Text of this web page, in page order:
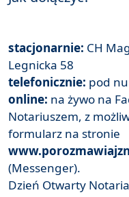
stacjonarnie: CH
Legnicka 58
telefonicznie: pod
online: na żywo na
Notariuszem, z
formularz na stronie
(Messenger).
Dzień Otwarty